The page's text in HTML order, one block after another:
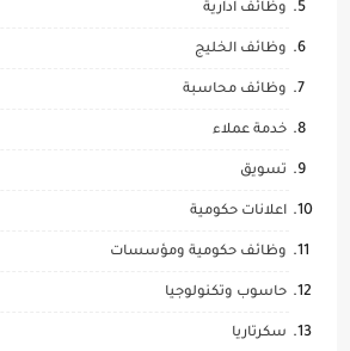
وظائف ادارية
وظائف الخليج
وظائف محاسبة
خدمة عملاء
تسويق
اعلانات حكومية
وظائف حكومية ومؤسسات
حاسوب وتكنولوجيا
سكرتاريا